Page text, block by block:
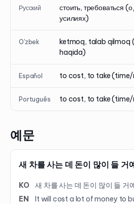
Русский
стоить, требоваться
усилиях)
O'zbek
ketmoq, talab qilmoq
haqida)
Español to cost, to take
Português to cost, to take
예문
새 차를 사는 데 돈이 많이 들 거
KO
새 차를 사는 데 돈이 많이 들 거
EN
It will cost a lot of money to